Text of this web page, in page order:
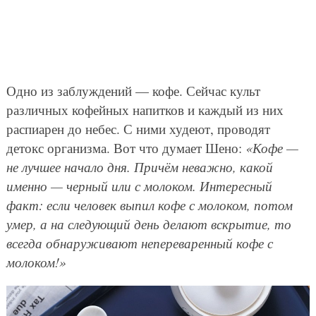
Одно из заблуждений — кофе. Сейчас культ
различных кофейных напитков и каждый из них
распиарен до небес. С ними худеют, проводят
детокс организма. Вот что думает Шено: «Кофе —
не лучшее начало дня. Причём неважно, какой
именно — черный или с молоком. Интересный
факт: если человек выпил кофе с молоком, потом
умер, а на следующий день делают вскрытие, то
всегда обнаруживают непереваренный кофе с
молоком!»